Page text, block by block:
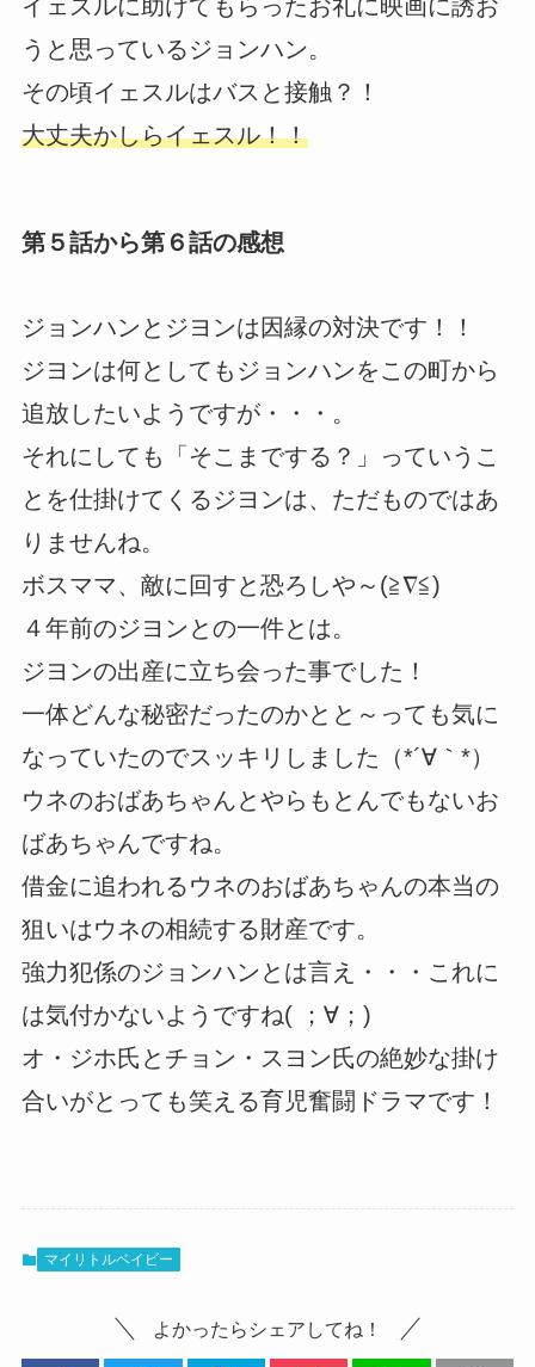
イェスルに助けてもらったお礼に映画に誘お
うと思っているジョンハン。
その頃イェスルはバスと接触？！
大丈夫かしらイェスル！！
第５話から第６話の感想
ジョンハンとジヨンは因縁の対決です！！
ジヨンは何としてもジョンハンをこの町から
追放したいようですが・・・。
それにしても「そこまでする？」っていうこ
とを仕掛けてくるジヨンは、ただものではあ
りませんね。
ボスママ、敵に回すと恐ろしや～(≧∇≦)
４年前のジヨンとの一件とは。
ジヨンの出産に立ち会った事でした！
一体どんな秘密だったのかとと～っても気に
なっていたのでスッキリしました（*´∀｀*）
ウネのおばあちゃんとやらもとんでもないお
ばあちゃんですね。
借金に追われるウネのおばあちゃんの本当の
狙いはウネの相続する財産です。
強力犯係のジョンハンとは言え・・・これに
は気付かないようですね( ；∀；)
オ・ジホ氏とチョン・スヨン氏の絶妙な掛け
合いがとっても笑える育児奮闘ドラマです！
マイリトルベイビー
よかったらシェアしてね！